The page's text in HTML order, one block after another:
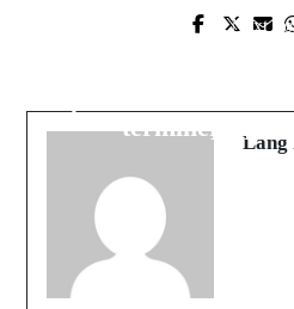
Sédhiou: Next
terminera au
Lang